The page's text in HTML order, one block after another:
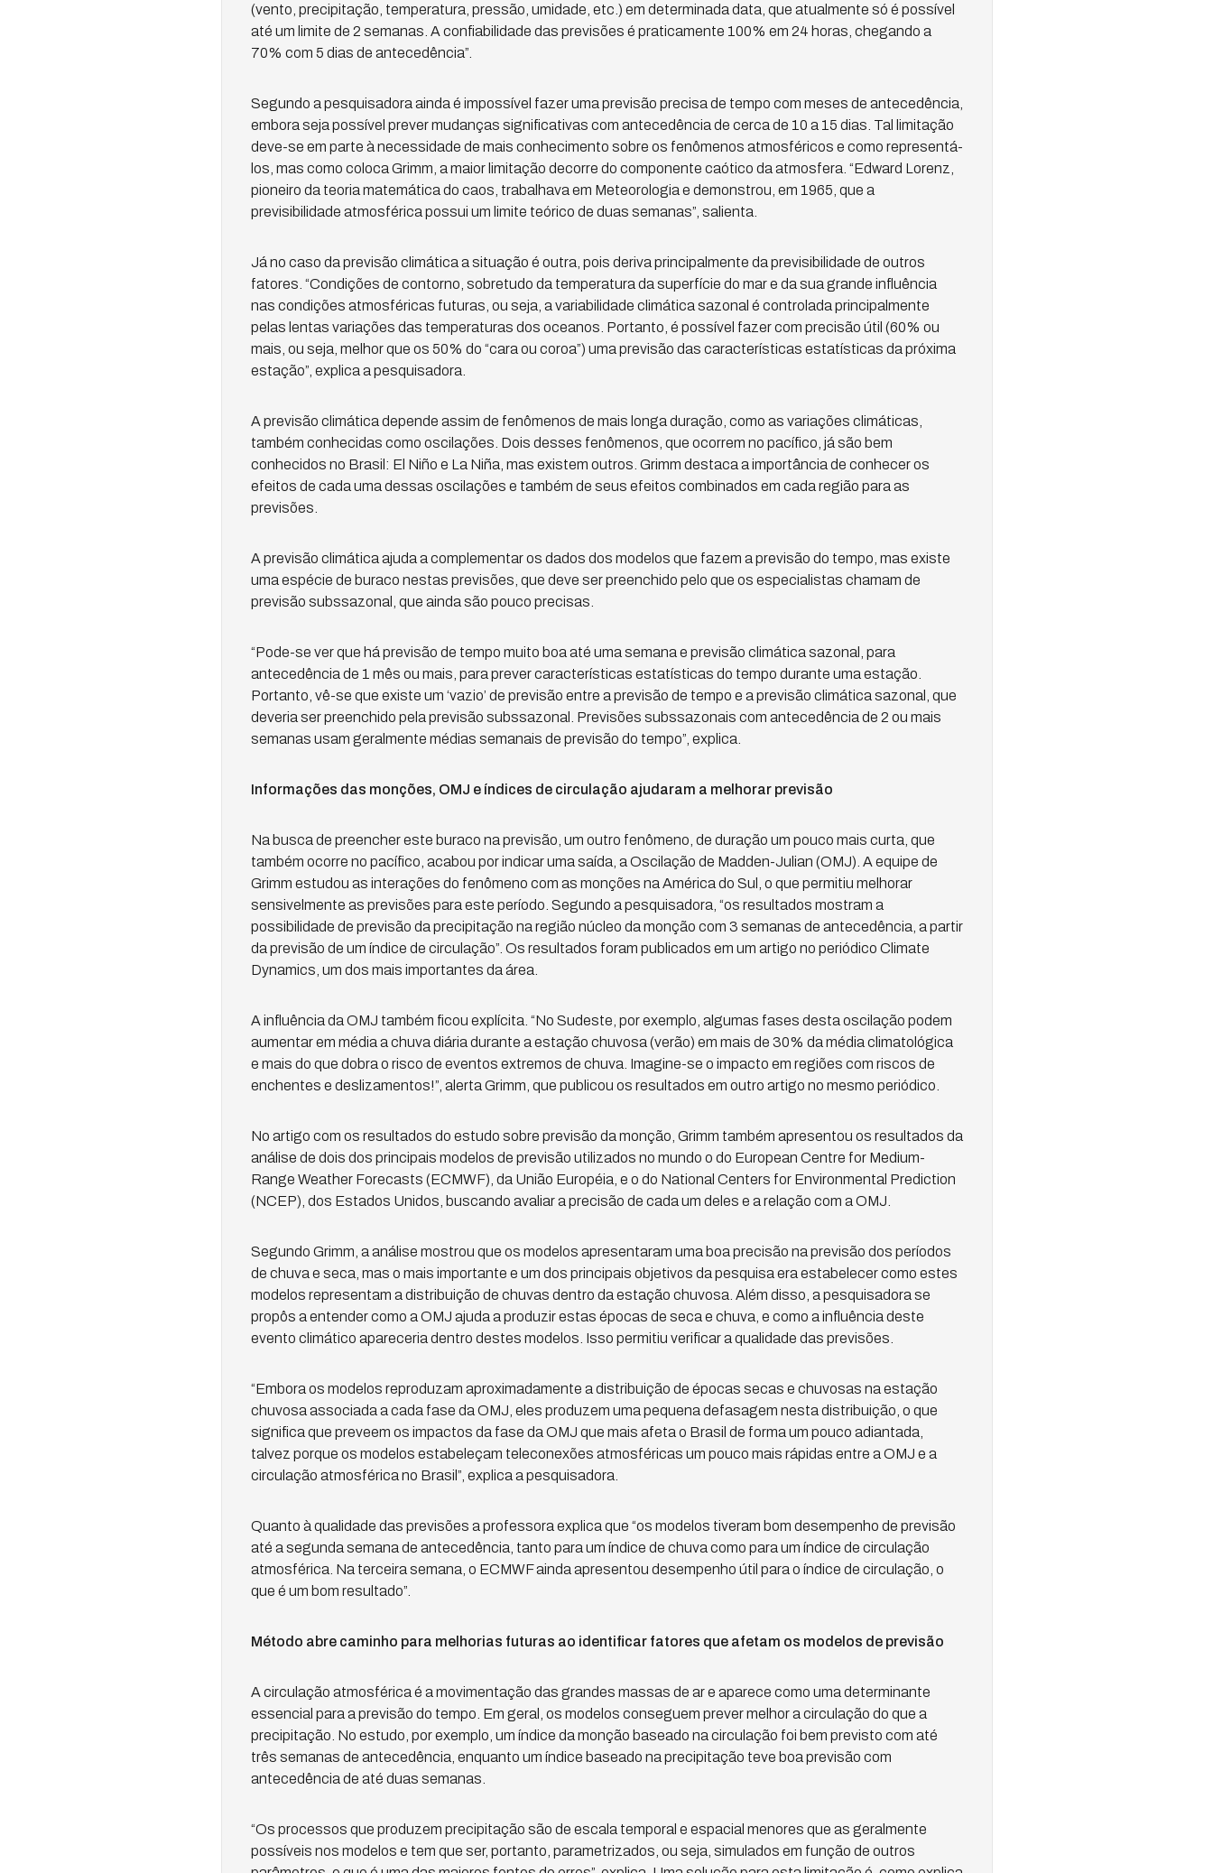
(vento, precipitação, temperatura, pressão, umidade, etc.) em determinada data, que atualmente só é possível
até um limite de 2 semanas. A confiabilidade das previsões é praticamente 100% em 24 horas, chegando a
70% com 5 dias de antecedência”.
Segundo a pesquisadora ainda é impossível fazer uma previsão precisa de tempo com meses de antecedência,
embora seja possível prever mudanças significativas com antecedência de cerca de 10 a 15 dias. Tal limitação
deve-se em parte à necessidade de mais conhecimento sobre os fenômenos atmosféricos e como representá-
los, mas como coloca Grimm, a maior limitação decorre do componente caótico da atmosfera. “Edward Lorenz,
pioneiro da teoria matemática do caos, trabalhava em Meteorologia e demonstrou, em 1965, que a
previsibilidade atmosférica possui um limite teórico de duas semanas”, salienta.
Já no caso da previsão climática a situação é outra, pois deriva principalmente da previsibilidade de outros
fatores. “Condições de contorno, sobretudo da temperatura da superfície do mar e da sua grande influência
nas condições atmosféricas futuras, ou seja, a variabilidade climática sazonal é controlada principalmente
pelas lentas variações das temperaturas dos oceanos. Portanto, é possível fazer com precisão útil (60% ou
mais, ou seja, melhor que os 50% do “cara ou coroa”) uma previsão das características estatísticas da próxima
estação”, explica a pesquisadora.
A previsão climática depende assim de fenômenos de mais longa duração, como as variações climáticas,
também conhecidas como oscilações. Dois desses fenômenos, que ocorrem no pacífico, já são bem
conhecidos no Brasil: El Niño e La Niña, mas existem outros. Grimm destaca a importância de conhecer os
efeitos de cada uma dessas oscilações e também de seus efeitos combinados em cada região para as
previsões.
A previsão climática ajuda a complementar os dados dos modelos que fazem a previsão do tempo, mas existe
uma espécie de buraco nestas previsões, que deve ser preenchido pelo que os especialistas chamam de
previsão subssazonal, que ainda são pouco precisas.
“Pode-se ver que há previsão de tempo muito boa até uma semana e previsão climática sazonal, para
antecedência de 1 mês ou mais, para prever características estatísticas do tempo durante uma estação.
Portanto, vê-se que existe um ‘vazio’ de previsão entre a previsão de tempo e a previsão climática sazonal, que
deveria ser preenchido pela previsão subssazonal. Previsões subssazonais com antecedência de 2 ou mais
semanas usam geralmente médias semanais de previsão do tempo”, explica.
Informações das monções, OMJ e índices de circulação ajudaram a melhorar previsão
Na busca de preencher este buraco na previsão, um outro fenômeno, de duração um pouco mais curta, que
também ocorre no pacífico, acabou por indicar uma saída, a Oscilação de Madden-Julian (OMJ). A equipe de
Grimm estudou as interações do fenômeno com as monções na América do Sul, o que permitiu melhorar
sensivelmente as previsões para este período. Segundo a pesquisadora, “os resultados mostram a
possibilidade de previsão da precipitação na região núcleo da monção com 3 semanas de antecedência, a partir
da previsão de um índice de circulação”. Os resultados foram publicados em um artigo no periódico Climate
Dynamics, um dos mais importantes da área.
A influência da OMJ também ficou explícita. “No Sudeste, por exemplo, algumas fases desta oscilação podem
aumentar em média a chuva diária durante a estação chuvosa (verão) em mais de 30% da média climatológica
e mais do que dobra o risco de eventos extremos de chuva. Imagine-se o impacto em regiões com riscos de
enchentes e deslizamentos!”, alerta Grimm, que publicou os resultados em outro artigo no mesmo periódico.
No artigo com os resultados do estudo sobre previsão da monção, Grimm também apresentou os resultados da
análise de dois dos principais modelos de previsão utilizados no mundo o do European Centre for Medium-
Range Weather Forecasts (ECMWF), da União Européia, e o do National Centers for Environmental Prediction
(NCEP), dos Estados Unidos, buscando avaliar a precisão de cada um deles e a relação com a OMJ.
Segundo Grimm, a análise mostrou que os modelos apresentaram uma boa precisão na previsão dos períodos
de chuva e seca, mas o mais importante e um dos principais objetivos da pesquisa era estabelecer como estes
modelos representam a distribuição de chuvas dentro da estação chuvosa. Além disso, a pesquisadora se
propôs a entender como a OMJ ajuda a produzir estas épocas de seca e chuva, e como a influência deste
evento climático apareceria dentro destes modelos. Isso permitiu verificar a qualidade das previsões.
“Embora os modelos reproduzam aproximadamente a distribuição de épocas secas e chuvosas na estação
chuvosa associada a cada fase da OMJ, eles produzem uma pequena defasagem nesta distribuição, o que
significa que preveem os impactos da fase da OMJ que mais afeta o Brasil de forma um pouco adiantada,
talvez porque os modelos estabeleçam teleconexões atmosféricas um pouco mais rápidas entre a OMJ e a
circulação atmosférica no Brasil”, explica a pesquisadora.
Quanto à qualidade das previsões a professora explica que “os modelos tiveram bom desempenho de previsão
até a segunda semana de antecedência, tanto para um índice de chuva como para um índice de circulação
atmosférica. Na terceira semana, o ECMWF ainda apresentou desempenho útil para o índice de circulação, o
que é um bom resultado”.
Método abre caminho para melhorias futuras ao identificar fatores que afetam os modelos de previsão
A circulação atmosférica é a movimentação das grandes massas de ar e aparece como uma determinante
essencial para a previsão do tempo. Em geral, os modelos conseguem prever melhor a circulação do que a
precipitação. No estudo, por exemplo, um índice da monção baseado na circulação foi bem previsto com até
três semanas de antecedência, enquanto um índice baseado na precipitação teve boa previsão com
antecedência de até duas semanas.
“Os processos que produzem precipitação são de escala temporal e espacial menores que as geralmente
possíveis nos modelos e tem que ser, portanto, parametrizados, ou seja, simulados em função de outros